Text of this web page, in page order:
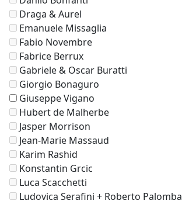
Draga & Aurel
Emanuele Missaglia
Fabio Novembre
Fabrice Berrux
Gabriele & Oscar Buratti
Giorgio Bonaguro
Giuseppe Vigano
Hubert de Malherbe
Jasper Morrison
Jean-Marie Massaud
Karim Rashid
Konstantin Grcic
Luca Scacchetti
Ludovica Serafini + Roberto Palomba